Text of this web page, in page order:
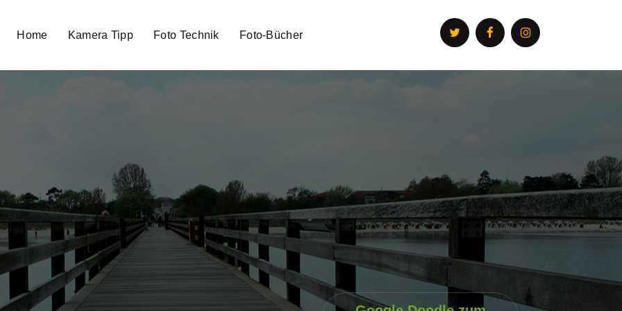
Home Kamera Tipp Foto Technik Foto-Bücher